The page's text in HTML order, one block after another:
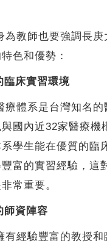
教師也要強調長庚
色和優勢：
臨床實習環境
體系是台灣知名的
國內近32家醫療機
學生能在優質的臨
富的實習經驗，這
常重要。
師資陣容
經驗豐富的教授和